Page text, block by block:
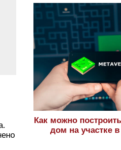
Как можно
дом на участке